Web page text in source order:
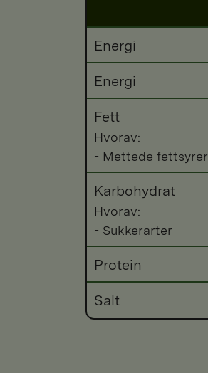
Energi
Energi
Fett
Hvorav:
- Mettede fettsyrer
Karbohydrat
Hvorav:
- Sukkerarter
Protein
Salt